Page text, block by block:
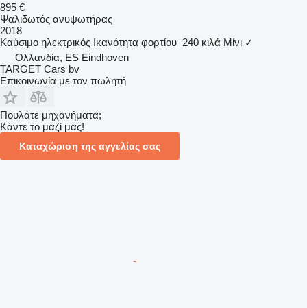
895 €
Ψαλιδωτός ανυψωτήρας
2018
Καύσιμο ηλεκτρικός Ικανότητα φορτίου 240 κιλά Μίνι ✓
Ολλανδία, ES Eindhoven
TARGET Cars bv
Επικοινωνία με τον πωλητή
Πουλάτε μηχανήματα;
Κάντε το μαζί μας!
Καταχώριση της αγγελίας σας